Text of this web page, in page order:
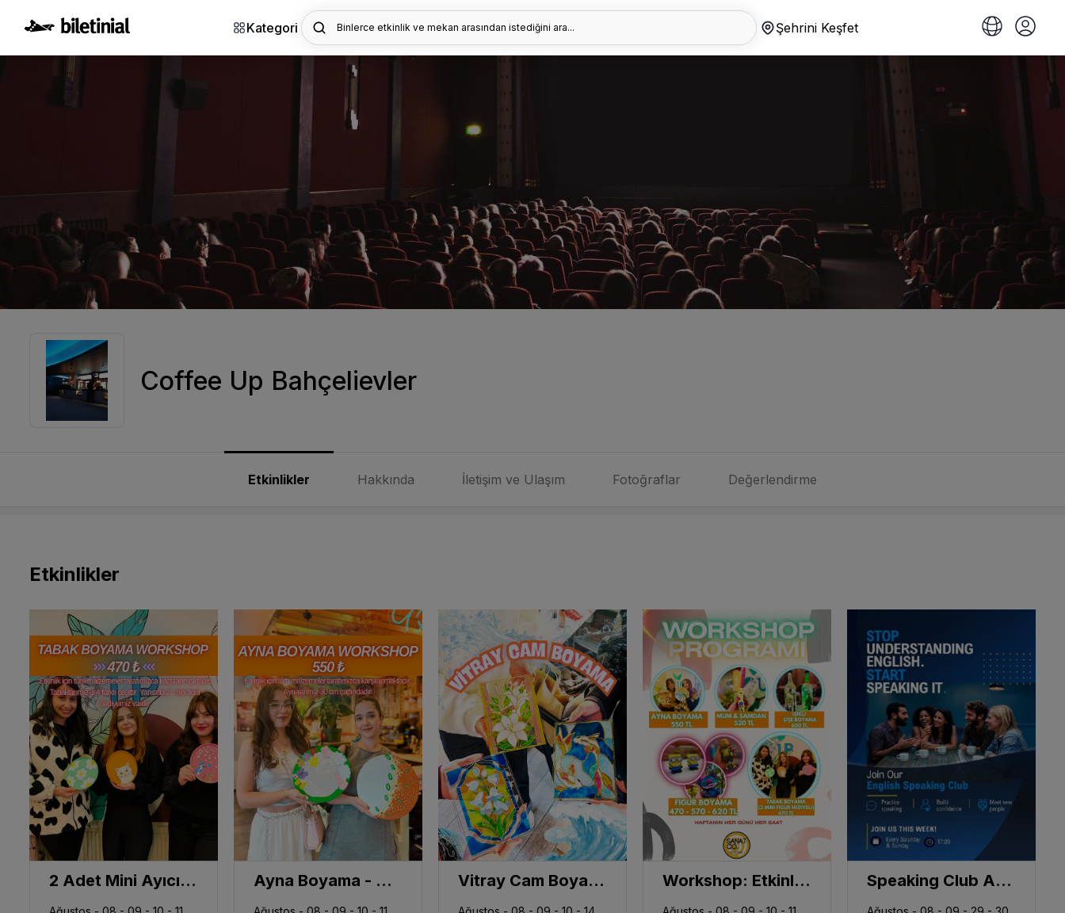
Kategori Binlerce etkinlik ve mekan arasından istediğini ara... Şehrini Keşfet
Coffee Up Bahçelievler
Etkinlikler Hakkında İletişim ve Ulaşım Fotoğraflar Değerlendirme
Etkinlikler
2 Adet Mini Ayıcık Figür Hediyeli Tabak Boyama Workshop Ayna Boyama - Workshop Vitray Cam Boyama Workshop Workshop: Etkinlik Takvimi - Sanatco Ankara Speaking Club Ankara Bahçelievler